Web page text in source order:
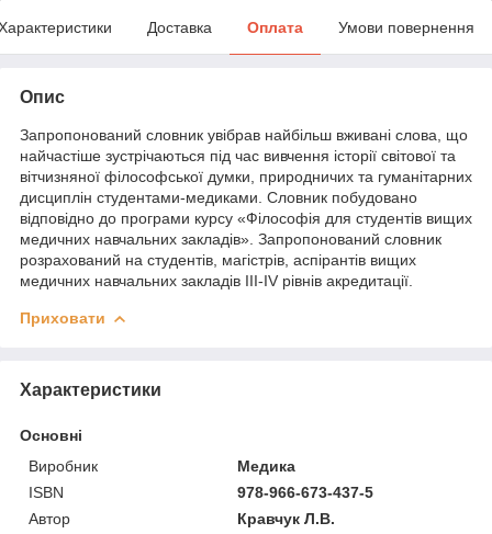
Доставка Оплата Умови повернення
Опис
Запропонований словник увібрав найбільш вживані слова, що
найчастіше зустрічаються під час вивчення історії світової та
вітчизняної філософської думки, природничих та гуманітарних
дисциплін студентами-медиками. Словник побудовано
відповідно до програми курсу «Філософія для студентів вищих
медичних навчальних закладів». Запропонований словник
розрахований на студентів, магістрів, аспірантів вищих
медичних навчальних закладів III-IV рівнів акредитації.
Приховати
Характеристики
Основні
Виробник
Медика
ISBN
978-966-673-437-5
Автор
Кравчук Л.В.